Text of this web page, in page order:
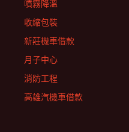
噴霧降溫
收縮包裝
新莊機車借款
月子中心
消防工程
高雄汽機車借款